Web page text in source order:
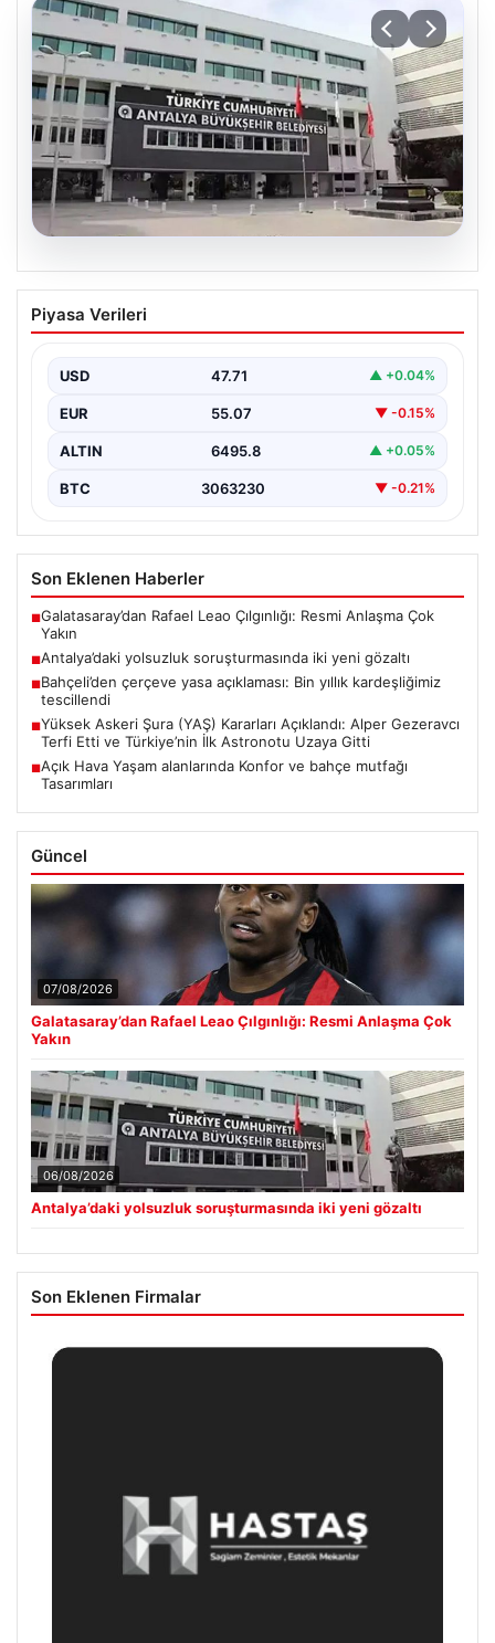
Antalya’daki yolsuzluk soruşturmasında
iki yeni gözaltı
Piyasa Verileri
USD 47.71 ▲ +0.04%
EUR 55.07 ▼ -0.15%
ALTIN 6495.8 ▲ +0.05%
BTC 3063230 ▼ -0.21%
Son Eklenen Haberler
■Galatasaray’dan Rafael Leao Çılgınlığı: Resmi Anlaşma Çok
Yakın
■Antalya’daki yolsuzluk soruşturmasında iki yeni gözaltı
■Bahçeli’den çerçeve yasa açıklaması: Bin yıllık kardeşliğimiz
tescillendi
■Yüksek Askeri Şura (YAŞ) Kararları Açıklandı: Alper Gezeravcı
Terfi Etti ve Türkiye’nin İlk Astronotu Uzaya Gitti
■Açık Hava Yaşam alanlarında Konfor ve bahçe mutfağı
Tasarımları
Güncel
07/08/2026
Galatasaray’dan Rafael Leao Çılgınlığı: Resmi Anlaşma Çok
Yakın
06/08/2026
Antalya’daki yolsuzluk soruşturmasında iki yeni gözaltı
Son Eklenen Firmalar